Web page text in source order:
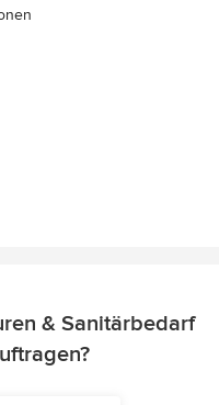
& Sanitärbedarf